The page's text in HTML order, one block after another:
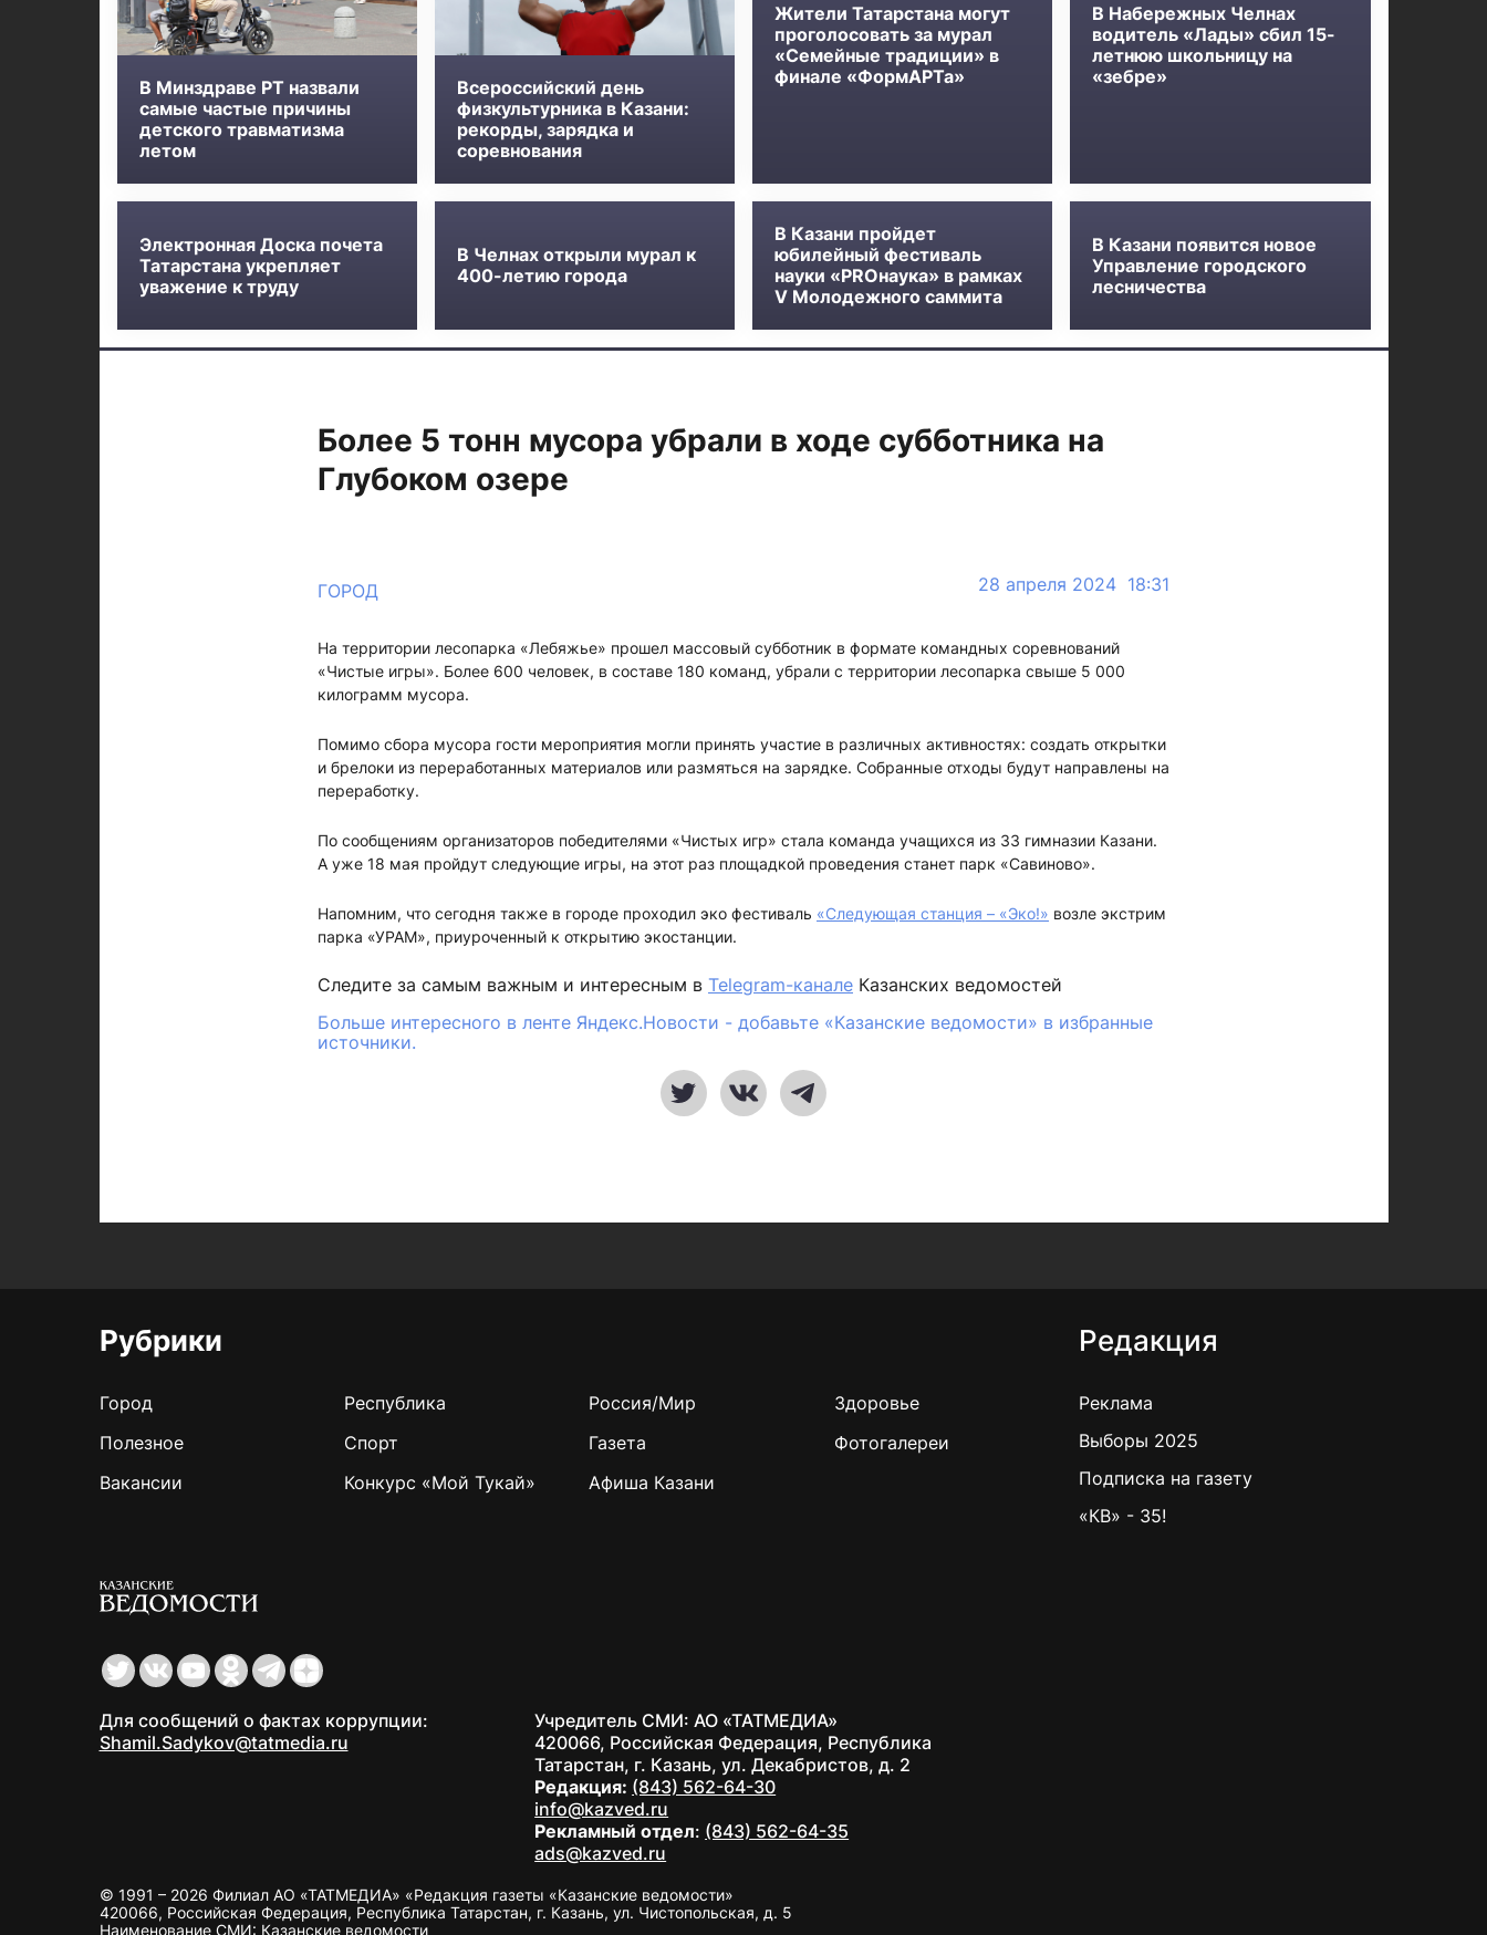
В Минздраве РТ назвали
самые частые причины
детского травматизма
летом
Всероссийский день
физкультурника в Казани:
рекорды, зарядка и
соревнования
Жители Татарстана могут
проголосовать за мурал
«Семейные традиции» в
финале «ФормАРТа»
В Набережных Челнах
водитель «Лады» сбил 15-
летнюю школьницу на
«зебре»
Электронная Доска почета
Татарстана укрепляет
уважение к труду
В Челнах открыли мурал к
400-летию города
В Казани пройдет
юбилейный фестиваль
науки «PROнаука» в рамках
V Молодежного саммита
В Казани появится новое
Управление городского
лесничества
Более 5 тонн мусора убрали в ходе субботника на
Глубоком озере
ГОРОД 28 апреля 2024 18:31
На территории лесопарка «Лебяжье» прошел массовый субботник в формате командных соревнований
«Чистые игры». Более 600 человек, в составе 180 команд, убрали с территории лесопарка свыше 5 000
килограмм мусора.
Помимо сбора мусора гости мероприятия могли принять участие в различных активностях: создать открытки
и брелоки из переработанных материалов или размяться на зарядке. Собранные отходы будут направлены на
переработку.
По сообщениям организаторов победителями «Чистых игр» стала команда учащихся из 33 гимназии Казани.
А уже 18 мая пройдут следующие игры, на этот раз площадкой проведения станет парк «Савиново».
Напомним, что сегодня также в городе проходил эко фестиваль «Следующая станция – «Эко!» возле экстрим
парка «УРАМ», приуроченный к открытию экостанции.
Следите за самым важным и интересным в Telegram-канале Казанских ведомостей
Больше интересного в ленте Яндекс.Новости - добавьте «Казанские ведомости» в избранные
источники.
Рубрики
Город Республика Россия/Мир
Здоровье
Полезное
Спорт Газета
Фотогалереи
Вакансии
Конкурс «Мой Тукай» Афиша Казани
Редакция
Реклама
Выборы 2025
Подписка на газету
«КВ» - 35!
Для сообщений о фактах коррупции:
Shamil.Sadykov@tatmedia.ru
Учредитель СМИ: АО «ТАТМЕДИА»
420066, Российская Федерация, Республика
Татарстан, г. Казань, ул. Декабристов, д. 2
Редакция: (843) 562-64-30
info@kazved.ru
Рекламный отдел: (843) 562-64-35
ads@kazved.ru
© 1991 – 2026 Филиал АО «ТАТМЕДИА» «Редакция газеты «Казанские ведомости»
420066, Российская Федерация, Республика Татарстан, г. Казань, ул. Чистопольская, д. 5
Наименование СМИ: Казанские ведомости